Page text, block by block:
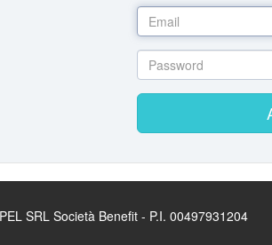
SRL Società Benefit - P.I. 00497931204